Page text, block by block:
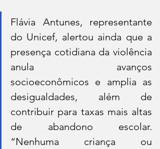
Flávia Antunes, representante
do Unicef, alertou ainda que a
presença cotidiana da violência
anula avanços
socioeconômicos e amplia as
desigualdades, além de
contribuir para taxas mais altas
de abandono escolar.
“Nenhuma criança ou